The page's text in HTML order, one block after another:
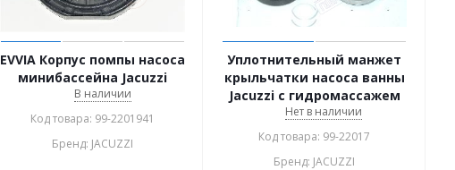
EVVIA Корпус помпы насоса
минибассейна Jacuzzi
В наличии
Код товара: 99-2201941
Бренд: JACUZZI
Уплотнительный манжет
крыльчатки насоса ванны
Jacuzzi с гидромассажем
Нет в наличии
Код товара: 99-22017
Бренд: JACUZZI